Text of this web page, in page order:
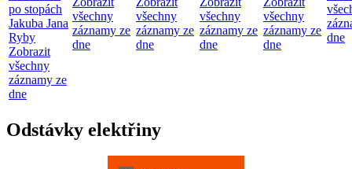
po stopách
Jakuba Jana
Ryby
Zobrazit
všechny
záznamy ze
dne
všechny
záznamy ze
dne
všechny
záznamy ze
dne
všechny
záznamy ze
dne
všechny
záznamy ze
dne
dne
Odstávky elektřiny